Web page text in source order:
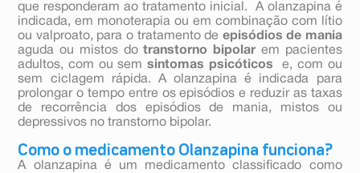
que responderam ao tratamento inicial. A olanzapina é
indicada, em monoterapia ou em combinação com lítio
ou valproato, para o tratamento de episódios de mania
aguda ou mistos dotranstorno bipolarem pacientes
adultos, com ou semsintomas psicóticos e, com ou
sem ciclagem rápida. A olanzapina é indicada para
prolongar o tempo entre os episódios e reduzir as taxas
de recorrência dos episódios de mania, mistos ou
depressivos no transtorno bipolar.
Como o medicamento Olanzapina funciona?
A olanzapina é um medicamento classificado como